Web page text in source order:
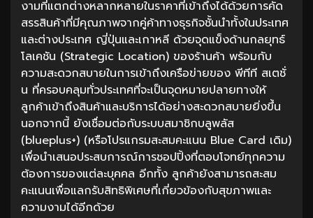
งามที่แตกต่างหลากหลายในราคาที่เข้าถึงได้ด้วยการคัด
สรรสินค้าที่มีคุณภาพจากคู่ค้าทางธุรกิจชั้นนำทั้งในประเทศ
และต่างประเทศ ญี่ปุ่นและเกาหลี ด้วยจุดแข็งด้านกลยุทธ์
โลเคชัน (Strategic Location) ของร้านค้า พร้อมกับ
ความสะดวกสบายในการเข้าถึงเครือข่ายของ พีทีที สเตชั่
น ที่ครอบคลุมทั่วประเทศที่จะเป็นจุดหมายปลายทางให้
ลูกค้าเข้าถึงสินค้าและบริการได้อย่างสะดวกสบายยิ่งขึ้น
นอกจากนี้ ยังเชื่อมต่อกับระบบสมาชิกบลูพลัส
(blueplus+) (หรือโปรแกรมสะสมคะแนน Blue Card เดิม)
เพื่อนำเสนอประสบการณ์การชอปปิ้งที่ตอบโจทย์ทุกความ
ต้องการของแต่ละบุคคล อีกทั้ง ลูกค้ายังสามารถสะสม
คะแนนเพื่อแลกรับสิทธิพิเศษที่เกี่ยวข้องกับสุขภาพและ
ความงามได้อีกด้วย